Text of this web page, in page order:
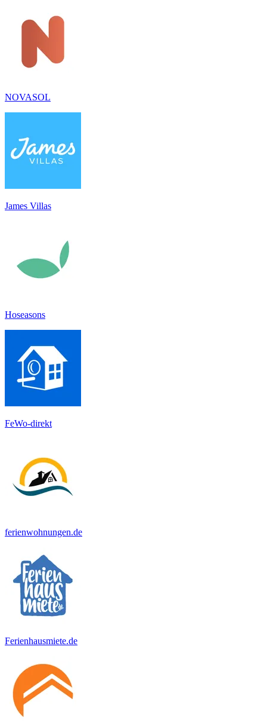
NOVASOL
James Villas
Hoseasons
FeWo-direkt
ferienwohnungen.de
Ferienhausmiete.de